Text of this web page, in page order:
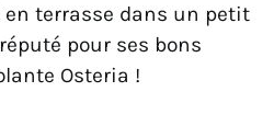
en terrasse dans un petit
pour ses bons
Osteria !